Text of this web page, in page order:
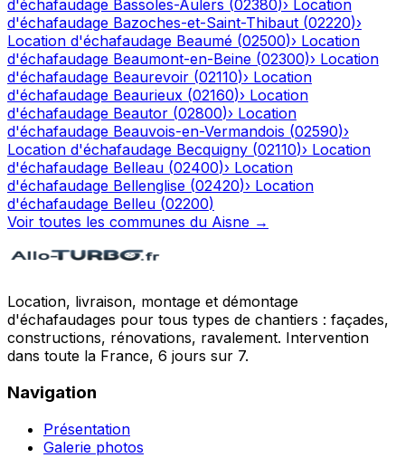
d'échafaudage Bassoles-Aulers (02380)› Location
d'échafaudage Bazoches-et-Saint-Thibaut (02220)›
Location d'échafaudage Beaumé (02500)› Location
d'échafaudage Beaumont-en-Beine (02300)› Location
d'échafaudage Beaurevoir (02110)› Location
d'échafaudage Beaurieux (02160)› Location
d'échafaudage Beautor (02800)› Location
d'échafaudage Beauvois-en-Vermandois (02590)›
Location d'échafaudage Becquigny (02110)› Location
d'échafaudage Belleau (02400)› Location
d'échafaudage Bellenglise (02420)› Location
d'échafaudage Belleu (02200)
Voir toutes les communes du Aisne →
Location, livraison, montage et démontage
d'échafaudages pour tous types de chantiers : façades,
constructions, rénovations, ravalement. Intervention
dans toute la France, 6 jours sur 7.
Navigation
Présentation
Galerie photos